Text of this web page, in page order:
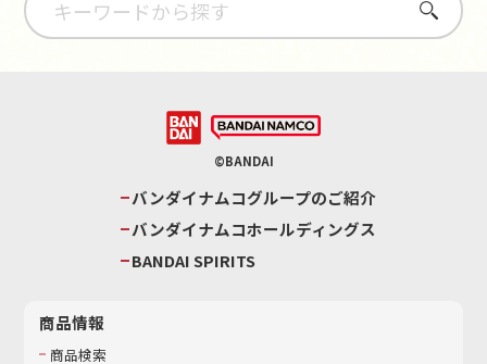
さがす
©BANDAI
バンダイナムコグループのご紹介
バンダイナムコホールディングス
BANDAI SPIRITS
商品情報
商品検索